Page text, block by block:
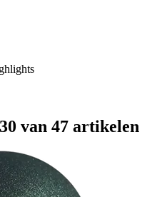
van 47 artikelen